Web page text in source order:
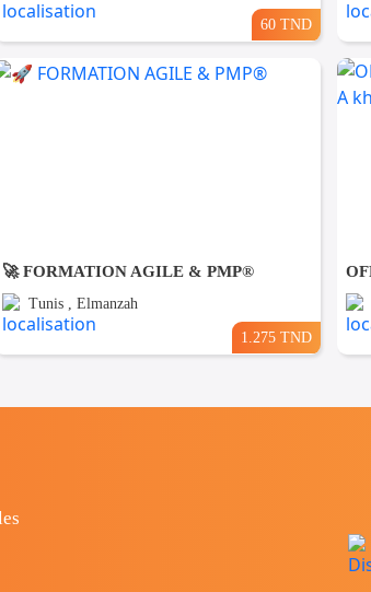
60 TND
🚀 FORMATION AGILE & PMP®
Tunis , Elmanzah
1.275 TND